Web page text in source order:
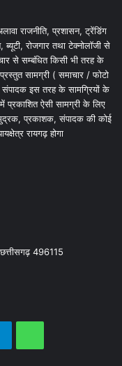
राजनीति, प्रशासन, ट्रेंडिंग
रोजगार तथा टेक्नोलॉजी से
से सम्बंधित किसी भी तरह के
सामग्री ( समाचार / फोटो
संपादक इस तरह के सामग्रियों के
प्रकाशित ऐसी सामग्री के लिए
मुद्रक, प्रकाशक, संपादक की कोई
रायगढ़ होगा
छत्तीसगढ़ 496115